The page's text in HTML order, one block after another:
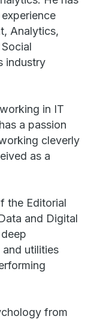
Analytics,
industry
in IT
a passion
cleverly
as a
the Editorial
and Digital
utilities
from